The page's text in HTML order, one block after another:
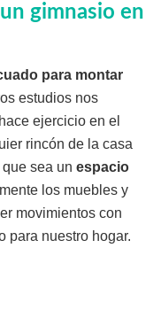
gimnasio en
para montar
estudios nos
ejercicio en el
rincón de la casa
sea un espacio
los muebles y
movimientos con
para nuestro hogar.